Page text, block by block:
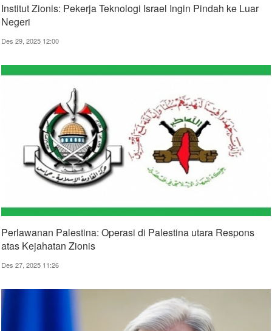
Institut Zionis: Pekerja Teknologi Israel Ingin Pindah ke Luar
Negeri
Des 29, 2025 12:00
Perlawanan Palestina: Operasi di Palestina utara Respons
atas Kejahatan Zionis
Des 27, 2025 11:26